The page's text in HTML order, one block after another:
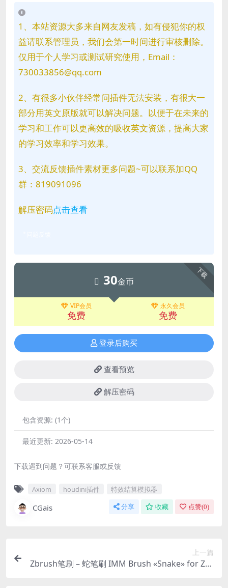
1、本站资源大多来自网友发稿，如有侵犯你的权
益请联系管理员，我们会第一时间进行审核删除。
仅用于个人学习或测试研究使用，Email：
730033856@qq.com
2、有很多小伙伴经常问插件无法安装，有很大一
部分用英文原版就可以解决问题。以便于在未来的
学习和工作可以更高效的吸收英文资源，提高大家
的学习效率和学习效果。
3、交流反馈插件素材更多问题~可以联系加QQ
群：819091096
解压密码点击查看
下载
30金币
VIP会员
免费
永久会员
免费
登录后购买
查看预览
解压密码
包含资源: (1个)
最近更新: 2026-05-14
下载遇到问题？可联系客服或反馈
Axiom houdini插件 特效结算模拟器
CGais 分享 收藏 点赞(0)
上一篇
Zbrush笔刷 – 蛇笔刷 IMM Brush «Snake» for Zbr